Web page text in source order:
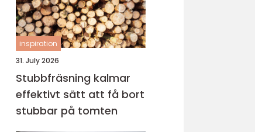
inspiration
31. July 2026
Stubbfräsning kalmar
effektivt sätt att få bort
stubbar på tomten